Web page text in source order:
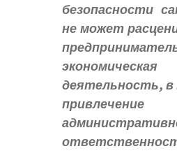
безопасности
не может
экономическая
деятельность, в